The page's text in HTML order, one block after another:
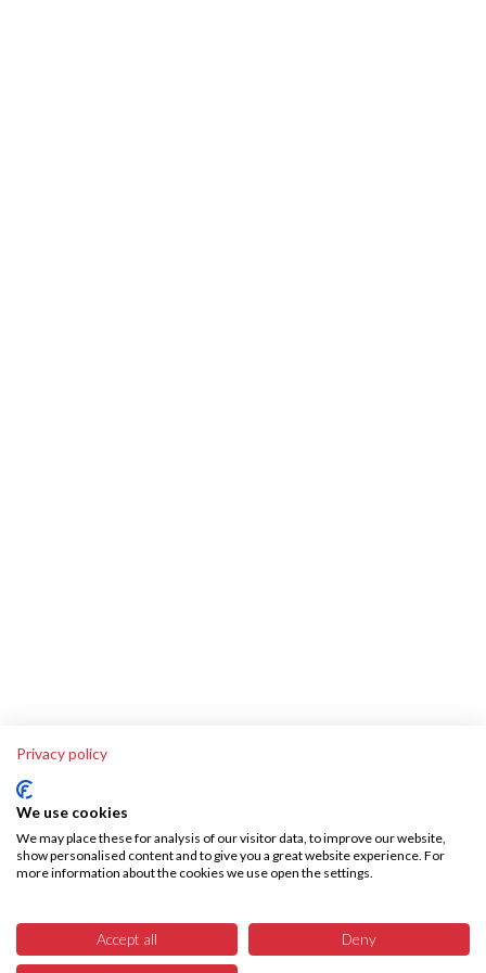
Effiziente Warenbeschaffung leicht gemacht – SKA Tech übernimmt Ihren
gesamten Warenbeschaffungsprozess, vollautomatisiert und fehlerfrei.
Privacy policy
We use cookies
We may place these for analysis of our visitor data, to improve our website,
show personalised content and to give you a great website experience. For
more information about the cookies we use open the settings.
Accept all Deny